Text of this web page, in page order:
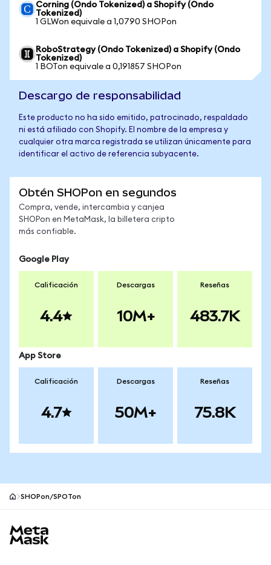
Corning (Ondo Tokenized) a Shopify (Ondo
Tokenized)
1 GLWon equivale a 1,0790 SHOPon
RoboStrategy (Ondo Tokenized) a Shopify (Ondo
Tokenized)
1 BOTon equivale a 0,191857 SHOPon
Descargo de responsabilidad
Este producto no ha sido emitido, patrocinado, respaldado
ni está afiliado con Shopify. El nombre de la empresa y
cualquier otra marca registrada se utilizan únicamente para
identificar el activo de referencia subyacente.
Obtén SHOPon en segundos
Compra, vende, intercambia y canjea
SHOPon en MetaMask, la billetera cripto
más confiable.
Google Play
Calificación
4.4
Descargas
10M+
Reseñas
483.7K
App Store
Calificación
4.7
Descargas
50M+
Reseñas
75.8K
SHOPon/SPOTon